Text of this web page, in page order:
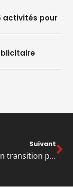
activités pour
Suivant
Cadre en transition professionnelle : comment bien choisir son cabinet d’outplacement ?